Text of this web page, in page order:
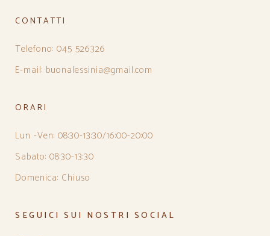
CONTATTI
Telefono: 045 526326
E-mail: buonalessinia@gmail.com
ORARI
Lun -Ven: 08:30-13:30/16:00-20:00
Sabato: 08:30-13:30
Domenica: Chiuso
SEGUICI SUI NOSTRI SOCIAL